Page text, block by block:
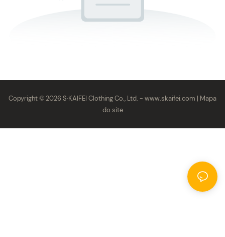
Copyright © 2026 S·KAIFEI Clothing Co., Ltd. - www.skaifei.com | Mapa
do site